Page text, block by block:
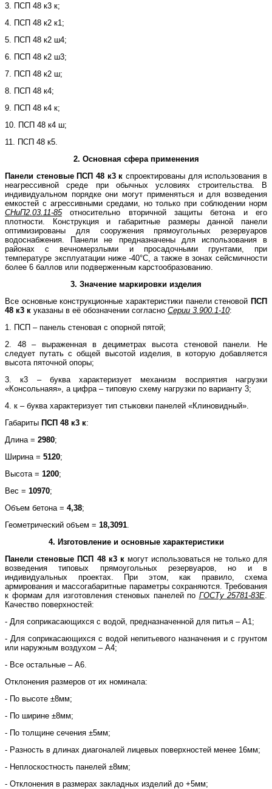
3. ПСП 48 к3 к;
4. ПСП 48 к2 к1;
5. ПСП 48 к2 ш4;
6. ПСП 48 к2 ш3;
7. ПСП 48 к2 ш;
8. ПСП 48 к4;
9. ПСП 48 к4 к;
10. ПСП 48 к4 ш;
11. ПСП 48 к5.
2. Основная сфера применения
Панели стеновые ПСП 48 к3 к спроектированы для использования в
неагрессивной среде при обычных условиях строительства. В
индивидуальном порядке они могут применяться и для возведения
емкостей с агрессивными средами, но только при соблюдении норм
СНиП2.03.11-85относительно вторичной защиты бетона и его
плотности. Конструкция и габаритные размеры данной панели
оптимизированы для сооружения прямоугольных резервуаров
водоснабжения. Панели не предназначены для использования в
районах с вечномерзлыми и просадочными грунтами, при
температуре эксплуатации ниже -40°С, а также в зонах сейсмичности
более 6 баллов или подверженным карстообразованию.
3. Значение маркировки изделия
Все основные конструкционные характеристики панели стеновой ПСП
48 к3 к указаны в её обозначении согласно Серии 3.900.1-10:
1. ПСП – панель стеновая с опорной пятой;
2. 48 – выраженная в дециметрах высота стеновой панели. Не
следует путать с общей высотой изделия, в которую добавляется
высота пяточной опоры;
3. к3 – буква характеризует механизм восприятия нагрузки
«Консольнаяя», а цифра – типовую схему нагрузки по варианту 3;
4. к – буква характеризует тип стыковки панелей «Клиновидный».
Габариты ПСП 48 к3 к:
Длина = 2980;
Ширина = 5120;
Высота = 1200;
Вес = 10970;
Объем бетона = 4,38;
Геометрический объем = 18,3091
4. Изготовление и основные характеристики
Панели стеновые ПСП 48 к3 к могут использоваться не только для
возведения типовых прямоугольных резервуаров, но и в
индивидуальных проектах. При этом, как правило, схема
армирования и массогабаритные параметры сохраняются. Требования
к формам для изготовления стеновых панелей по ГОСТу 25781-83Е
Качество поверхностей:
- Для соприкасающихся с водой, предназначенной для питья – А1;
- Для соприкасающихся с водой непитьевого назначения и с грунтом
или наружным воздухом – А4;
- Все остальные – А6.
Отклонения размеров от их номинала:
- По высоте ±8мм;
- По ширине ±8мм;
- По толщине сечения ±5мм;
- Разность в длинах диагоналей лицевых поверхностей менее 16мм;
- Неплоскостность панелей ±8мм;
- Отклонения в размерах закладных изделий до +5мм;